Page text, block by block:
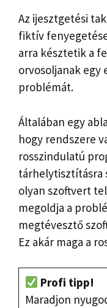
Az ijesztgetési
fiktív
arra késztetik a
orvosoljanak egy
problémát.
Általában egy
hogy rendszere
rosszindulatú
tárhelytisztításra
olyan szoftvert
megoldja a
megtévesztő
Ez akár maga a
Profi tipp!
Maradjon